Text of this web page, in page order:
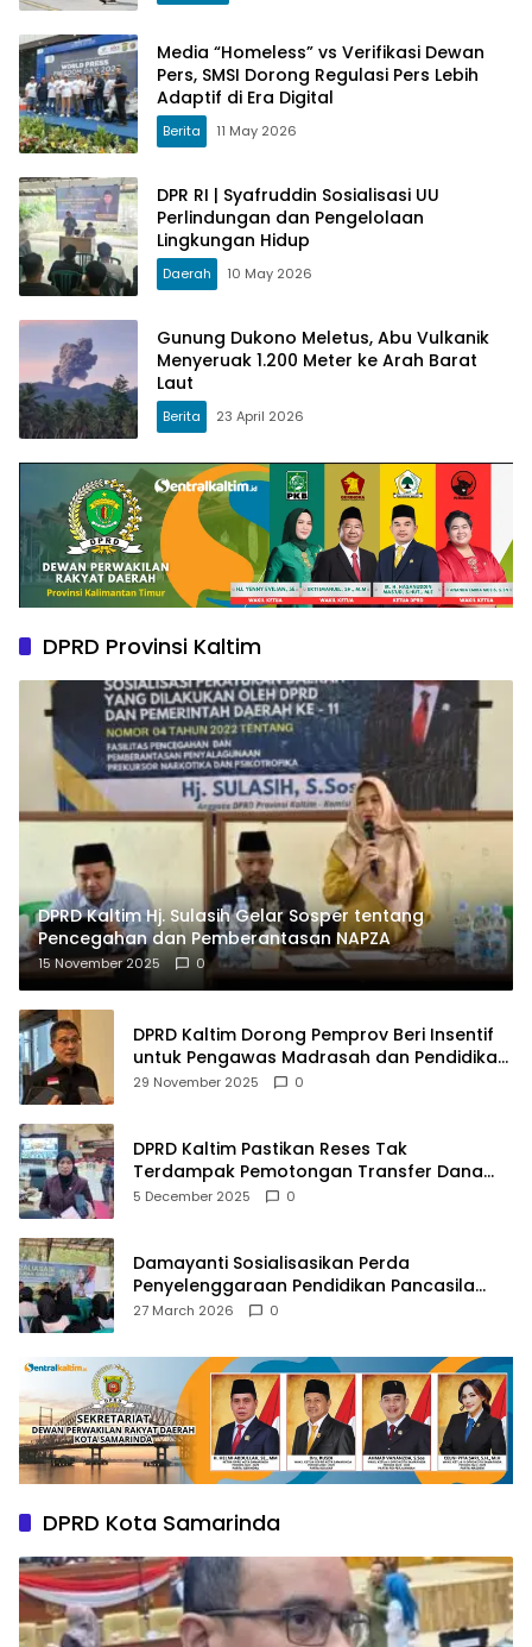
Media “Homeless” vs Verifikasi Dewan
Pers, SMSI Dorong Regulasi Pers Lebih
Adaptif di Era Digital
Berita 11 May 2026
DPR RI | Syafruddin Sosialisasi UU
Perlindungan dan Pengelolaan
Lingkungan Hidup
Daerah 10 May 2026
Gunung Dukono Meletus, Abu Vulkanik
Menyeruak 1.200 Meter ke Arah Barat
Laut
Berita 23 April 2026
DPRD Provinsi Kaltim
DPRD Kaltim Hj. Sulasih Gelar Sosper tentang
Pencegahan dan Pemberantasan NAPZA
15 November 2025 0
DPRD Kaltim Dorong Pemprov Beri Insentif
untuk Pengawas Madrasah dan Pendidikan
Agama
29 November 2025 0
DPRD Kaltim Pastikan Reses Tak
Terdampak Pemotongan Transfer Dana
Pusat
5 December 2025 0
Damayanti Sosialisasikan Perda
Penyelenggaraan Pendidikan Pancasila
dan Wawasan Kebangsaan
27 March 2026 0
DPRD Kota Samarinda